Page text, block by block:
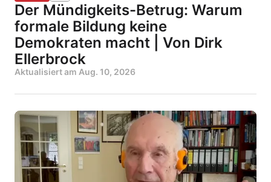
Der Mündigkeits-Betrug: Warum
formale Bildung keine
Demokraten macht | Von Dirk
Ellerbrock
Aktualisiert am Aug. 10, 2026